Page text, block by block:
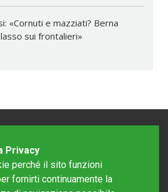
«Cornuti e mazziati? Berna
sui frontalieri»
Privacy
perché il sito funzioni
fornirti continuamente la